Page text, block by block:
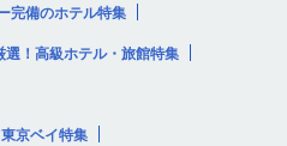
完備のホテル特集
選！高級ホテル・旅館特集
京ベイ特集